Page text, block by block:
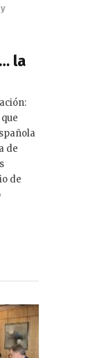
la
de
de